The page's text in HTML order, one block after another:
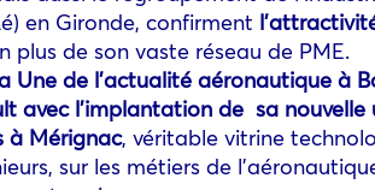
en Gironde, confirment
plus de son vaste réseau de PME.
Une de l’actualité aéronautique à
avec l’implantation de sa nouvelle
à Mérignac, véritable vitrine
sur les métiers de